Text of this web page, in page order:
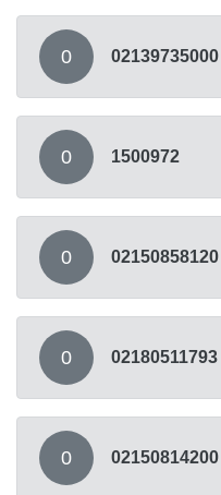
0 02139735000
0 1500972
0 02150858120
0 02180511793
0 02150814200